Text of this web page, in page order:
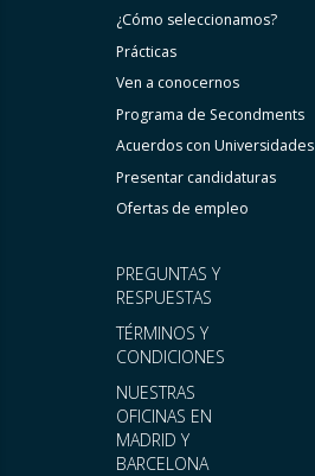
PREGUNTAS Y
RESPUESTAS
TÉRMINOS Y
CONDICIONES
NUESTRAS
OFICINAS EN
MADRID Y
BARCELONA
¿Cómo seleccionamos?
Prácticas
Ven a conocernos
Programa de Secondments
Acuerdos con Universidades
Presentar candidaturas
Ofertas de empleo